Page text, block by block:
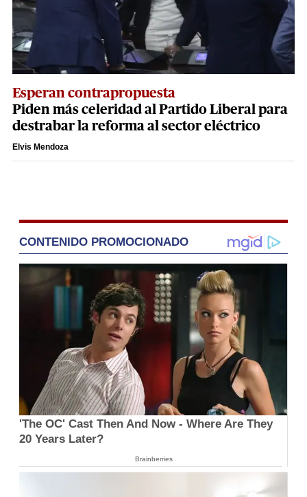
Esperan contrapropuesta
Piden más celeridad al Partido Liberal para
destrabar la reforma al sector eléctrico
Elvis Mendoza
CONTENIDO PROMOCIONADO
'The OC' Cast Then And Now - Where Are They
20 Years Later?
Brainberries